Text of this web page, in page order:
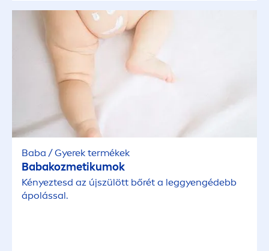
Baba / Gyerek termékek
Babakozmetikumok
Kényeztesd az újszülött bőrét a leggyengédebb
ápolással.